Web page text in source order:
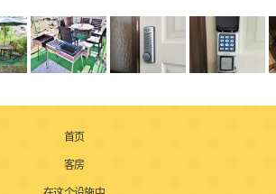
首页
客房